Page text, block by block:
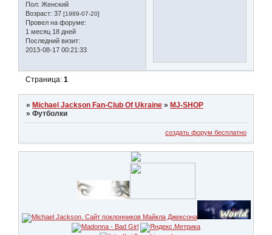
Пол: Женский
Возраст: 37 [1989-07-20]
Провел на форуме:
1 месяц 18 дней
Последний визит:
2013-08-17 00:21:33
Страница:1
»Michael Jackson Fan-Club Of Ukraine »MJ-SHOP
»Футболки
создать форум бесплатно